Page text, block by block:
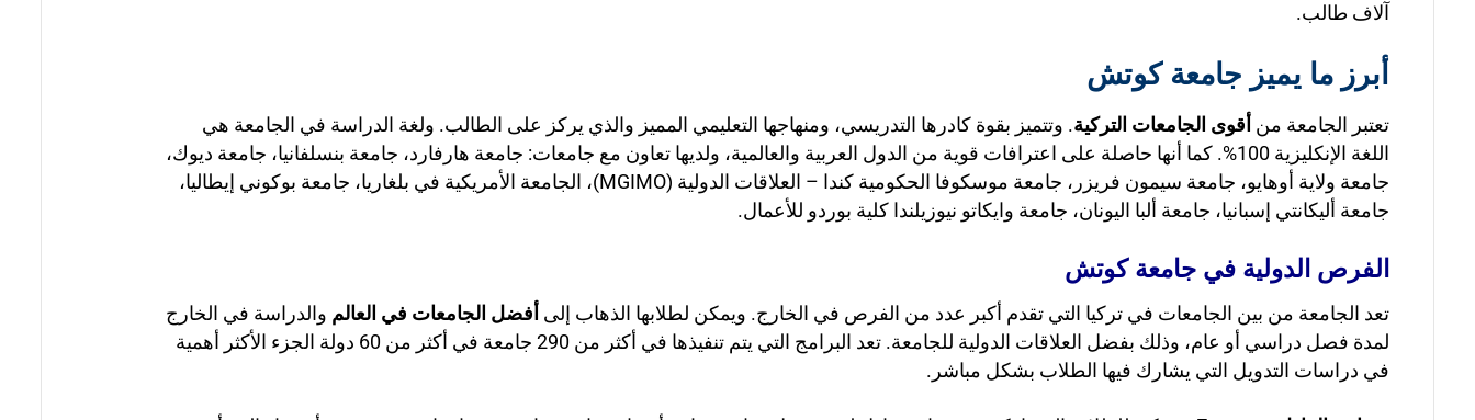
آلاف طالب.
أبرز ما يميز جامعة كوتش
تعتبر الجامعة من أقوى الجامعات التركية. وتتميز بقوة كادرها التدريسي، ومنهاجها التعليمي المميز والذي يركز على الطالب. ولغة الدراسة في الجامعة هي
اللغة الإنكليزية 100%. كما أنها حاصلة على اعترافات قوية من الدول العربية والعالمية، ولديها تعاون مع جامعات: جامعة هارفارد، جامعة بنسلفانيا، جامعة ديوك،
جامعة ولاية أوهايو، جامعة سيمون فريزر، جامعة موسكوفا الحكومية كندا – العلاقات الدولية (MGIMO)، الجامعة الأمريكية في بلغاريا، جامعة بوكوني إيطاليا،
جامعة أليكانتي إسبانيا، جامعة ألبا اليونان، جامعة وايكاتو نيوزيلندا كلية بوردو للأعمال.
الفرص الدولية في جامعة كوتش
تعد الجامعة من بين الجامعات في تركيا التي تقدم أكبر عدد من الفرص في الخارج. ويمكن لطلابها الذهاب إلى أفضل الجامعات في العالم والدراسة في الخارج
لمدة فصل دراسي أو عام، وذلك بفضل العلاقات الدولية للجامعة. تعد البرامج التي يتم تنفيذها في أكثر من 290 جامعة في أكثر من 60 دولة الجزء الأكثر أهمية
في دراسات التدويل التي يشارك فيها الطلاب بشكل مباشر.